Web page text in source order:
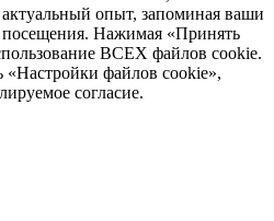
опыт, запоминая ваши
Нажимая «Принять
ВСЕХ файлов cookie.
файлов cookie»,
согласие.